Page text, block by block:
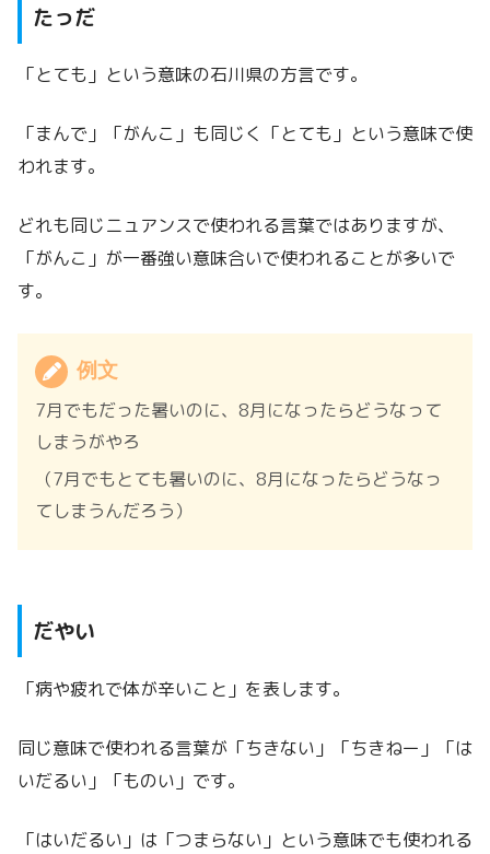
たっだ
「とても」という意味の石川県の方言です。
「まんで」「がんこ」も同じく「とても」という意味で使
われます。
どれも同じニュアンスで使われる言葉ではありますが、
「がんこ」が一番強い意味合いで使われることが多いで
す。
例文
7月でもだった暑いのに、8月になったらどうなって
しまうがやろ
（7月でもとても暑いのに、8月になったらどうなっ
てしまうんだろう）
だやい
「病や疲れで体が辛いこと」を表します。
同じ意味で使われる言葉が「ちきない」「ちきねー」「は
いだるい」「ものい」です。
「はいだるい」は「つまらない」という意味でも使われる